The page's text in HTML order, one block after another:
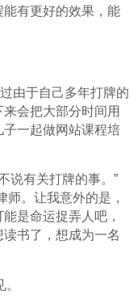
有更好的效果，能
由于自己多年打牌的
会把大部分时间用
一起做网站课程培
说有关打牌的事。”
师。让我意外的是，
是命运捉弄人吧，
书了，想成为一名